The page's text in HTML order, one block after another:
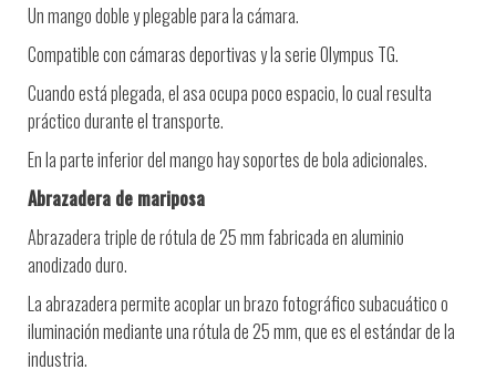
Un mango doble y plegable para la cámara.
Compatible con cámaras deportivas y la serie Olympus TG.
Cuando está plegada, el asa ocupa poco espacio, lo cual resulta
práctico durante el transporte.
En la parte inferior del mango hay soportes de bola adicionales.
Abrazadera de mariposa
Abrazadera triple de rótula de 25 mm fabricada en aluminio
anodizado duro.
La abrazadera permite acoplar un brazo fotográfico subacuático o
iluminación mediante una rótula de 25 mm, que es el estándar de la
industria.